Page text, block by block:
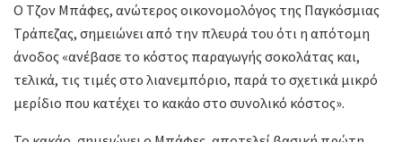
Ο Τζον Μπάφες, ανώτερος οικονομολόγος της Παγκόσμιας
Τράπεζας, σημειώνει από την πλευρά του ότι η απότομη
άνοδος «ανέβασε το κόστος παραγωγής σοκολάτας και,
τελικά, τις τιμές στο λιανεμπόριο, παρά το σχετικά μικρό
μερίδιο που κατέχει το κακάο στο συνολικό κόστος».